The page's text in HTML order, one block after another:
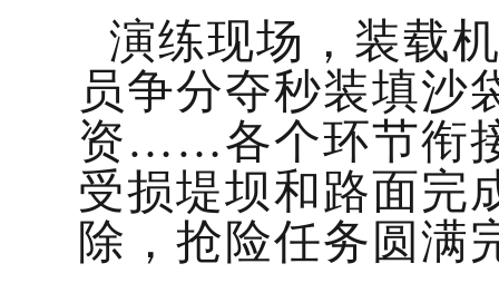
演练现场，装载
员争分夺秒装填沙
资……各个环节衔
受损堤坝和路面完
除，抢险任务圆满